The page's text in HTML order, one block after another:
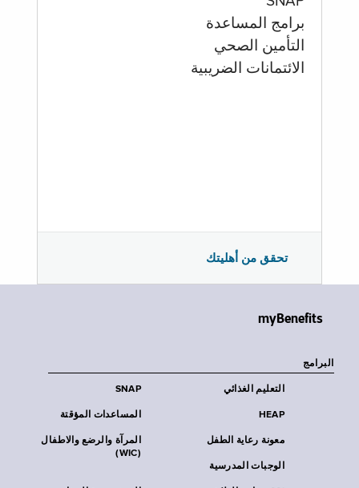
برامج المساعدة
التأمين الصحي
الائتمانات الضريبية
تحقق من أهليتك
myBenefits
البرامج
SNAP التعليم الغذائي
المساعدات المؤقتة HEAP
المرآة والرضع والاطفال
(WIC)
معونة رعاية الطفل
الوجبات المدرسية